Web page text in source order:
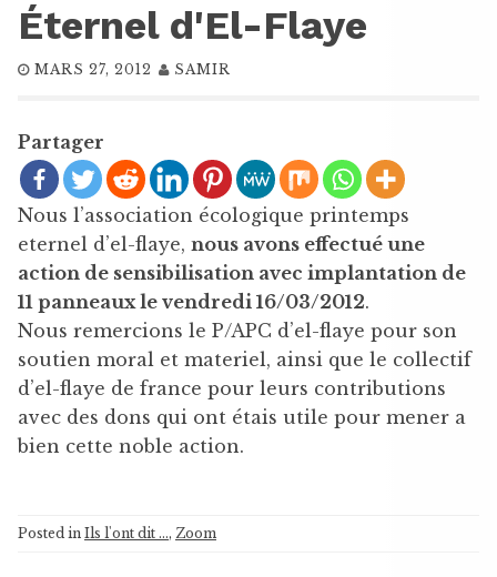
Éternel d'El-Flaye
MARS 27, 2012 SAMIR
Partager
Nous l’association écologique printemps
eternel d’el-flaye, nous avons effectué une
action de sensibilisation avec implantation de
11 panneaux le vendredi 16/03/2012.
Nous remercions le P/APC d’el-flaye pour son
soutien moral et materiel, ainsi que le collectif
d’el-flaye de france pour leurs contributions
avec des dons qui ont étais utile pour mener a
bien cette noble action.
Posted in Ils l'ont dit ..., Zoom